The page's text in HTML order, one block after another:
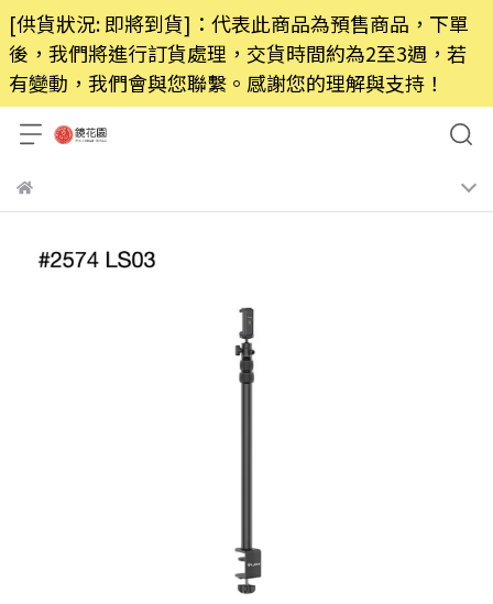
[供貨狀況: 即將到貨]：代表此商品為預售商品，下單
後，我們將進行訂貨處理，交貨時間約為2至3週，若
有變動，我們會與您聯繫。感謝您的理解與支持！